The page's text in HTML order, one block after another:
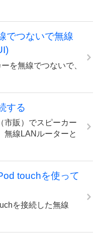
でつないで無線
を無線でつないで、
する
市販）でスピーカー
無線LANルーターと
touchを使って
を接続した無線